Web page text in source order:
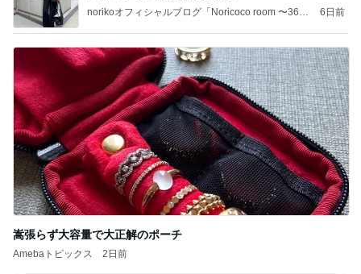
norikoオフィシャルブログ「Noricoco room 〜365
6日前
嵩張らず大容量で大正解のポーチ
Amebaトピックス 2日前